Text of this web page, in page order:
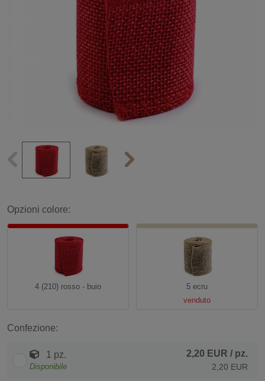
Opzioni colore:
4 (210) rosso - buio
5 ecru
venduto
Confezione:
1 pz.
Disponibile
2,20 EUR / pz.
2,20 EUR